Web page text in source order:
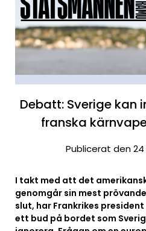
Debatt: Sverige kan
franska
Publicerat den
I takt med att det
genomgår sin mest
slut, har Frankrikes
ett bud på bordet som